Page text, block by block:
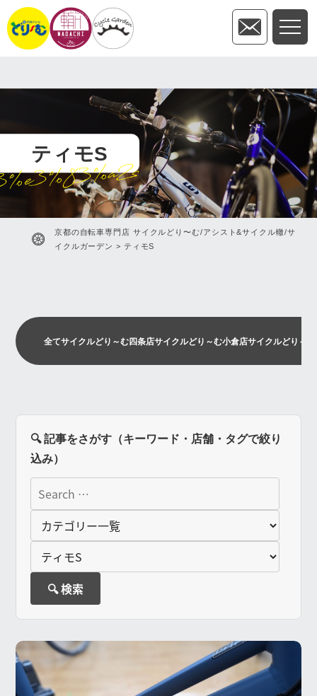
ティモS
京都の自転車専門店 サイクルどり〜む/アシスト&サイクル轍/サ
イクルガーデン > ティモS
全てサイクルどり～む四条店サイクルどり～む小倉店サイクルどり～